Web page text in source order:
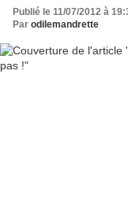
Publié le 11/07/2012 à
Par odilemandrette